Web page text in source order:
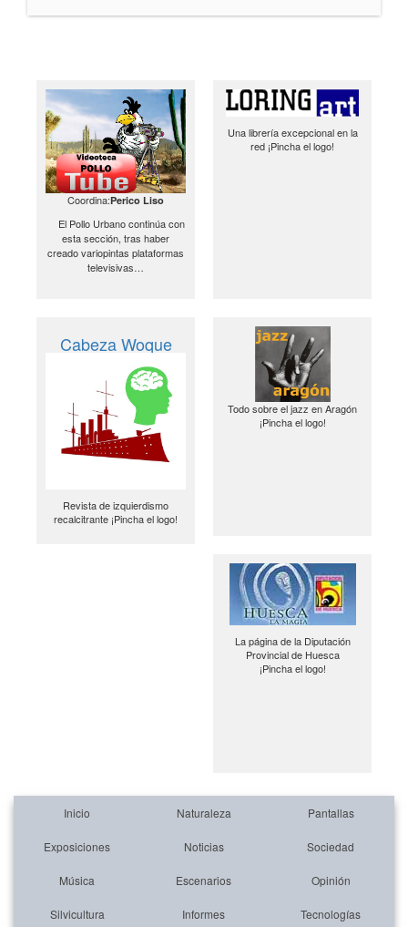
Coordina:Perico Liso
El Pollo Urbano continúa con
esta sección, tras haber
creado variopintas plataformas
televisivas…
Una librería excepcional en la
red ¡Pincha el logo!
Cabeza Woque
Revista de izquierdismo
recalcitrante ¡Pincha el logo!
Todo sobre el jazz en Aragón
¡Pincha el logo!
La página de la Diputación
Provincial de Huesca
¡Pincha el logo!
Inicio Naturaleza Pantallas
Exposiciones Noticias Sociedad
Música Escenarios Opinión
Silvicultura Informes Tecnologías